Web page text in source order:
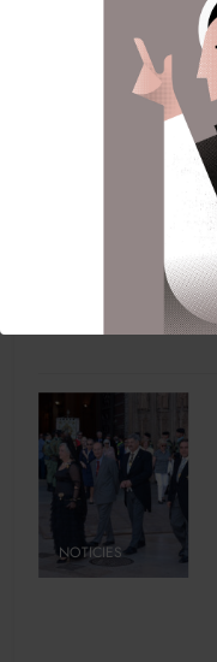
NOTICIES